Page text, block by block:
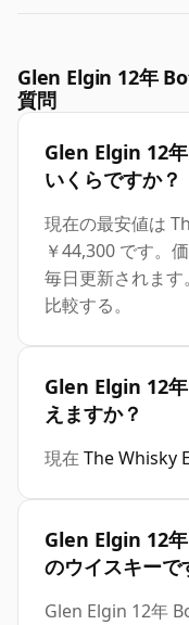
Glen Elgin 12年
質問
Glen Elgin 12
いくらですか？
現在の最安値は
￥44,300 です。
毎日更新されます
比較する。
Glen Elgin 12
えますか？
現在 The Whisky
Glen Elgin 12
のウイスキーで
Glen Elgin 12年